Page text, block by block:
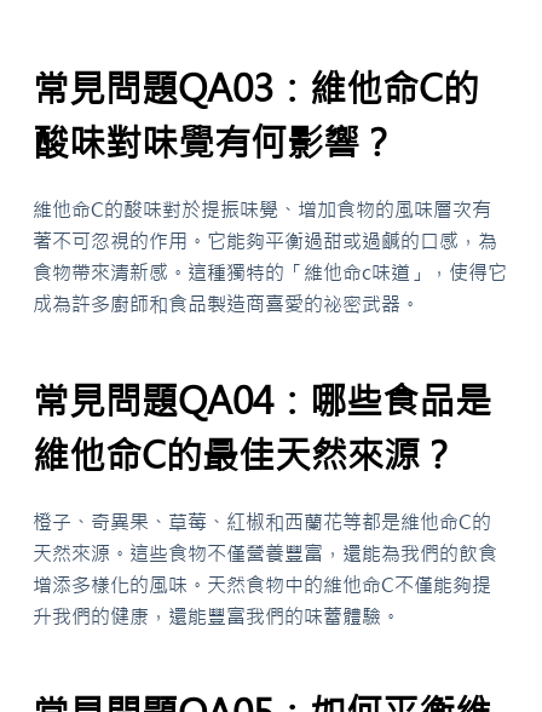
常見問題QA03：維他命C的
酸味對味覺有何影響？
維他命C的酸味對於提振味覺、增加食物的風味層次有
著不可忽視的作用。它能夠平衡過甜或過鹹的口感，為
食物帶來清新感。這種獨特的「維他命c味道」，使得它
成為許多廚師和食品製造商喜愛的祕密武器。
常見問題QA04：哪些食品是
維他命C的最佳天然來源？
橙子、奇異果、草莓、紅椒和西蘭花等都是維他命C的
天然來源。這些食物不僅營養豐富，還能為我們的飲食
增添多樣化的風味。天然食物中的維他命C不僅能夠提
升我們的健康，還能豐富我們的味蕾體驗。